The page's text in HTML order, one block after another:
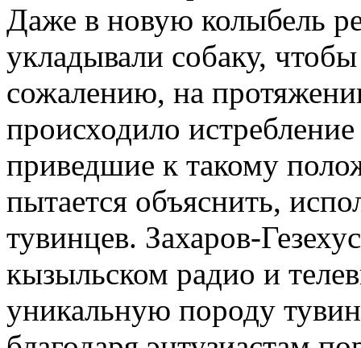
Даже в новую колыбель
укладывали собаку,
сожалению, на
происходило
приведшие к такому
пытается объяснить,
тувинцев. Захаров-
кызыльском радио и
уникальную породу